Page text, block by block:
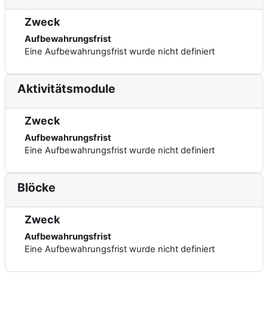
Zweck
Aufbewahrungsfrist
Eine Aufbewahrungsfrist wurde nicht definiert
Aktivitätsmodule
Zweck
Aufbewahrungsfrist
Eine Aufbewahrungsfrist wurde nicht definiert
Blöcke
Zweck
Aufbewahrungsfrist
Eine Aufbewahrungsfrist wurde nicht definiert